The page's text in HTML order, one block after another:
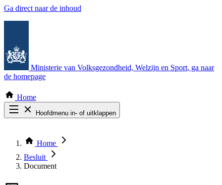
Ga direct naar de inhoud
Ministerie van Volksgezondheid, Welzijn en Sport, ga naar
de homepage
Home
Hoofdmenu in- of uitklappen
Thema COVID-19
Bekijk per bestuursorgaan
Home
Besluit
Document